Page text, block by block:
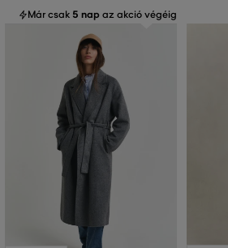
Már csak 5 nap az akció végéig